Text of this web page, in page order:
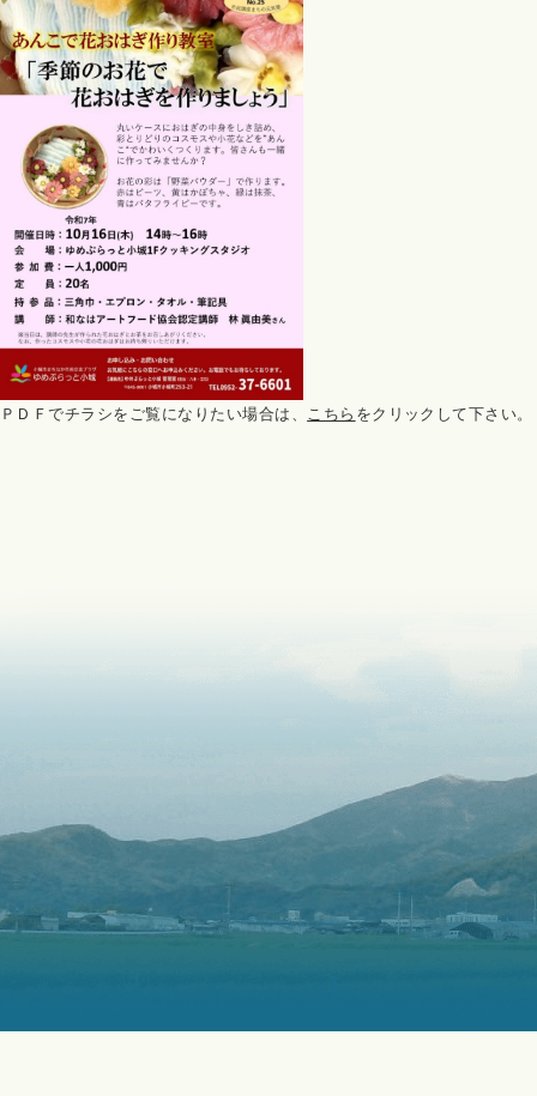
ＰＤＦでチラシをご覧になりたい場合は、 こちら をクリックして下さい。